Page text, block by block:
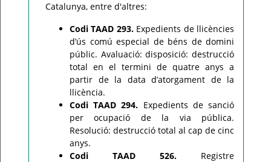
Catalunya, entre d'altres:
Codi TAAD 293.Expedients de llicències
d’ús comú especial de béns de domini
públic. Avaluació: disposició: destrucció
total en el termini de quatre anys a
partir de la data d’atorgament de la
llicència.
Codi TAAD 294. Expedients de sanció
per ocupació de la via pública.
Resolució: destrucció total al cap de cinc
anys.
Codi TAAD 526. Registre